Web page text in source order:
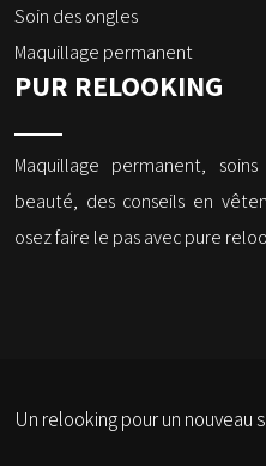
Soin des ongles
Maquillage permanent
PUR RELOOKING
Maquillage permanent,
beauté, des conseils en
osez faire le pas avec pure
Un relooking pour un